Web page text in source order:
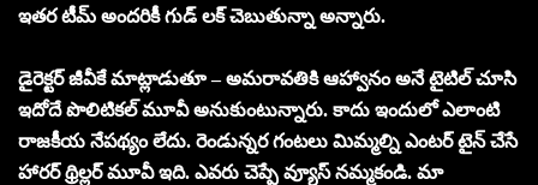
ఇతర టీమ్ అందరికీ గుడ్ లక్ చెబుతున్నా అన్నారు.
డైరెక్టర్ జీవీకే మాట్లాడుతూ – అమరావతికి ఆహ్వానం అనే టైటిల్ చూసి
ఇదోదే పొలిటికల్ మూవీ అనుకుంటున్నారు. కాదు ఇందులో ఎలాంటి
రాజకీయ నేపథ్యం లేదు. రెండున్నర గంటలు మిమ్మల్ని ఎంటర్ టైన్ చేసే
హారర్ థ్రిల్లర్ మూవీ ఇది. ఎవరు చెప్పే వ్యూస్ నమ్మకండి. మా